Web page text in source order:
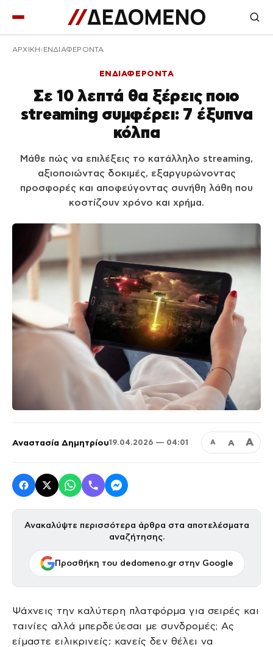
ΑΡΧΙΚΉ ΕΝΔΙΑΦΕΡΟΝΤΑ
ΕΝΔΙΑΦΕΡΟΝΤΑ
Σε 10 λεπτά θα ξέρεις ποιο
streaming συμφέρει: 7 έξυπνα
κόλπα
Μάθε πώς να επιλέξεις το κατάλληλο streaming,
αξιοποιώντας δοκιμές, εξαργυρώνοντας
προσφορές και αποφεύγοντας συνήθη λάθη που
κοστίζουν χρόνο και χρήμα.
Αναστασία Δημητρίου19.04.2026 — 04:01 Α Α Α
Ανακαλύψτε περισσότερα άρθρα στα αποτελέσματα
αναζήτησης.
Προσθήκη του dedomeno.gr στην Google
Ψάχνεις την καλύτερη πλατφόρμα για σειρές και
ταινίες αλλά μπερδεύεσαι με συνδρομές; Ας
είμαστε ειλικρινείς: κανείς δεν θέλει να